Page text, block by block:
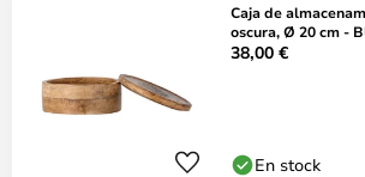
Caja de
oscura, Ø 20 cm -
38,00 €
En stock